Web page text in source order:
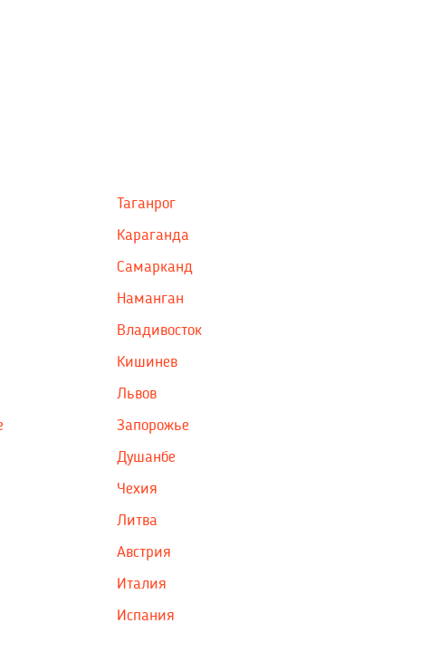
Таганрог
Караганда
Самарканд
Наманган
Владивосток
Кишинев
Львов
Запорожье
Душанбе
Чехия
Литва
Австрия
Италия
Испания